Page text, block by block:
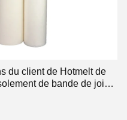
du client de Hotmelt de
de bande de joint